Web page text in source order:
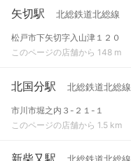
矢切駅 北総鉄道北総線
松戸市下矢切字入山津１２０
このページの店舗から 148 m
北国分駅 北総鉄道北総線
市川市堀之内３-２１-１
このページの店舗から 1.5 km
新柴又駅